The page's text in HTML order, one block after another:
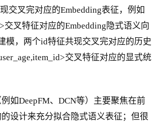
交叉完对应的Embedding表征，例如
交叉特征对应的Embedding隐式语义向
模，两个id特征共现交叉完对应的历史
交叉特征对应的显式统
如DeepFM、DCN等）主要聚焦在前
设计来充分拟合隐式语义表征；但很